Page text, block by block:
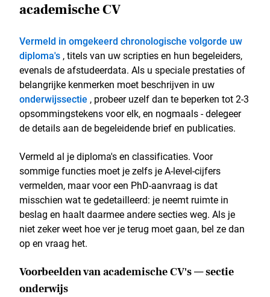
academische CV
Vermeld in omgekeerd chronologische volgorde uw
diploma's, titels van uw scripties en hun begeleiders,
evenals de afstudeerdata. Als u speciale prestaties of
belangrijke kenmerken moet beschrijven in uw
onderwijssectie , probeer uzelf dan te beperken tot 2-3
opsommingstekens voor elk, en nogmaals - delegeer
de details aan de begeleidende brief en publicaties.
Vermeld al je diploma's en classificaties. Voor
sommige functies moet je zelfs je A-level-cijfers
vermelden, maar voor een PhD-aanvraag is dat
misschien wat te gedetailleerd: je neemt ruimte in
beslag en haalt daarmee andere secties weg. Als je
niet zeker weet hoe ver je terug moet gaan, bel ze dan
op en vraag het.
Voorbeelden van academische CV's — sectie
onderwijs